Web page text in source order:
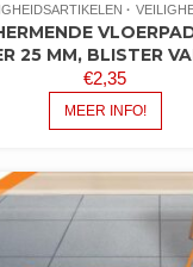
25 MM, BLISTER
€2,35
MEER INFO!